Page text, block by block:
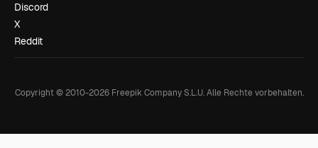
Discord
X
Reddit
Copyright © 2010-2026Freepik Company S.L.U. Alle Rechte vorbehalten.